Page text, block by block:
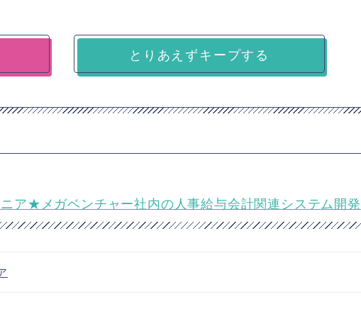
とりあえずキープする
ア★メガベンチャー社内の人事給与会計関連システム開発